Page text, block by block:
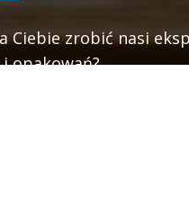
Ciebie zrobić nasi
opakowań?